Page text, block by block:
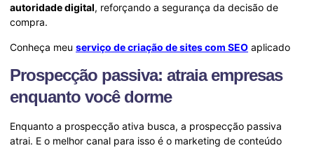
autoridade digital, reforçando a segurança da decisão de
compra.
Conheça meu serviço de criação de sites com SEO aplicado
Prospecção passiva: atraia empresas
enquanto você dorme
Enquanto a prospecção ativa busca, a prospecção passiva
atrai. E o melhor canal para isso é o marketing de conteúdo